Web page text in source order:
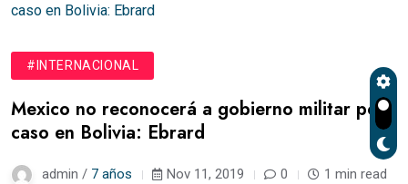
caso en Bolivia: Ebrard
#INTERNACIONAL
Mexico no reconocerá a gobierno militar por
caso en Bolivia: Ebrard
admin / 7 años Nov 11, 2019 0 1 min read